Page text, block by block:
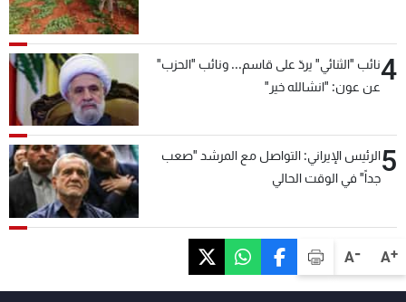
A+
A-
4نائب "الثنائي" يردّ على قاسم... ونائب "الحزب"
عن عون: "انشالله خير"
5الرئيس الإيراني: التواصل مع المرشد "صعب
جداً" في الوقت الحالي